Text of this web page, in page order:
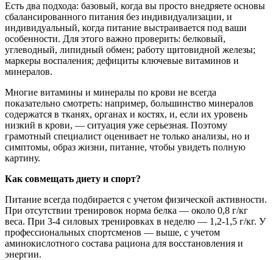
Есть два подхода: базовый, когда вы просто внедряете основы
сбалансированного питания без индивидуализации, и
индивидуальный, когда питание выстраивается под ваши
особенности. Для этого важно проверить: белковый,
углеводный, липидный обмен; работу щитовидной железы;
маркеры воспаления; дефициты ключевые витаминов и
минералов.
Многие витамины и минералы по крови не всегда
показательно смотреть: например, большинство минералов
содержатся в тканях, органах и костях, и, если их уровень
низкий в крови, — ситуация уже серьезная. Поэтому
грамотный специалист оценивает не только анализы, но и
симптомы, образ жизни, питание, чтобы увидеть полную
картину.
Как совмещать диету и спорт?
Питание всегда подбирается с учетом физической активности.
При отсутствии тренировок норма белка — около 0,8 г/кг
веса. При 3-4 силовых тренировках в неделю — 1,2-1,5 г/кг. У
профессиональных спортсменов — выше, с учетом
аминокислотного состава рациона для восстановления и
энергии.